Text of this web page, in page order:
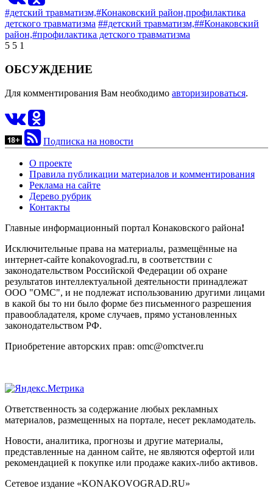
#детский травматизм,#Конаковский район,профилактика
детского травматизма ##детский травматизм,##Конаковский
район,#профилактика детского травматизма
5 5 1
ОБСУЖДЕНИЕ
Для комментирования Вам необходимо авторизироваться.
Подписка на новости
О проекте
Правила публикации материалов и комментирования
Реклама на сайте
Дерево рубрик
Контакты
Главные информационный портал Конаковского района!
Исключительные права на материалы, размещённые на
интернет-сайте konakovograd.ru, в соответствии с
законодательством Российской Федерации об охране
результатов интеллектуальной деятельности принадлежат
ООО "ОМС", и не подлежат использованию другими лицами
в какой бы то ни было форме без письменного разрешения
правообладателя, кроме случаев, прямо установленных
законодательством РФ.
Приобретение авторских прав: omc@omctver.ru
Ответственность за содержание любых рекламных
материалов, размещенных на портале, несет рекламодатель.
Новости, аналитика, прогнозы и другие материалы,
представленные на данном сайте, не являются офертой или
рекомендацией к покупке или продаже каких-либо активов.
Сетевое издание «KONAKOVOGRAD.RU»